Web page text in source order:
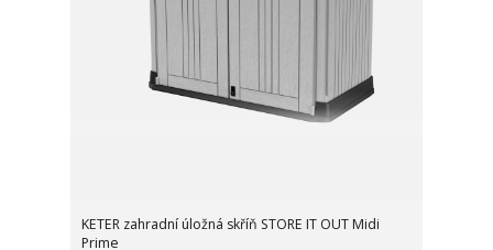
KETER zahradní úložná skříň STORE IT OUT Midi
Prime